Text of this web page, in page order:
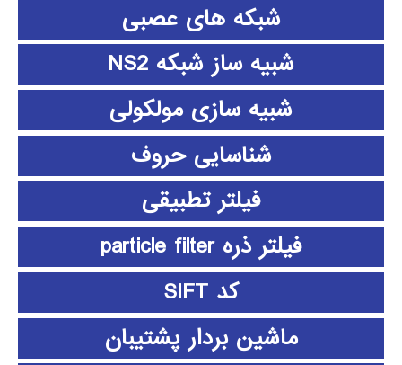
شبکه های عصبی
شبیه ساز شبکه NS2
شبیه سازی مولکولی
شناسایی حروف
فیلتر تطبیقی
فیلتر ذره particle filter
کد SIFT
ماشین بردار پشتیبان